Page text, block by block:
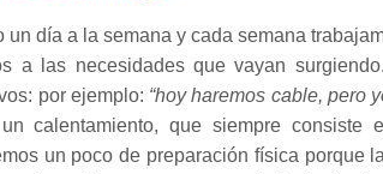
un día a la semana y cada semana
a las necesidades que vayan
por ejemplo: “hoy haremos cable, pero
calentamiento, que siempre consiste
un poco de preparación física porque